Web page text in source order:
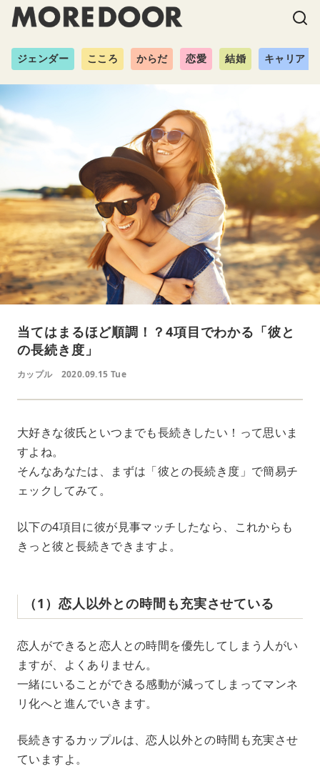
ジェンダー こころ からだ 恋愛 結婚 キャリア
当てはまるほど順調！？4項目でわかる「彼と
の長続き度」
カップル 2020.09.15 Tue
大好きな彼氏といつまでも長続きしたい！って思いま
すよね。
そんなあなたは、まずは「彼との長続き度」で簡易チ
ェックしてみて。
以下の4項目に彼が見事マッチしたなら、これからも
きっと彼と長続きできますよ。
（1）恋人以外との時間も充実させている
恋人ができると恋人との時間を優先してしまう人がい
ますが、よくありません。
一緒にいることができる感動が減ってしまってマンネ
リ化へと進んでいきます。
長続きするカップルは、恋人以外との時間も充実させ
ていますよ。